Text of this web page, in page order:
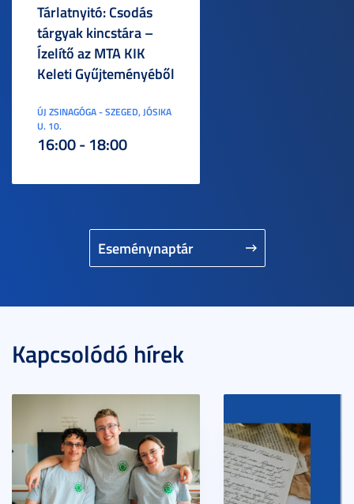
Eseménynaptár
Tárlatnyitó: Csodás
tárgyak kincstára –
Ízelítő az MTA KIK
Keleti Gyűjteményéből
ÚJ ZSINAGÓGA - SZEGED, JÓSIKA
U. 10.
16:00 - 18:00
Kapcsolódó hírek